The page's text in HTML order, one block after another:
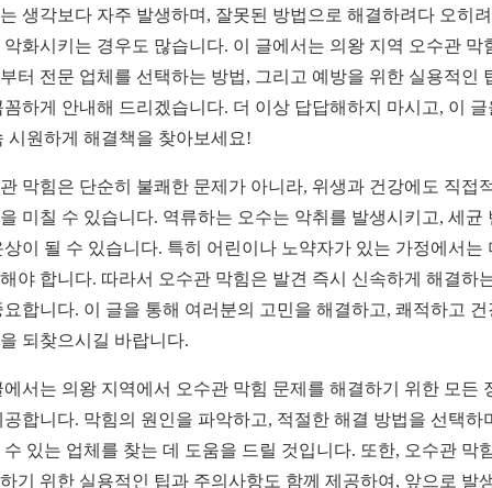
생각보다 자주 발생하며, 잘못된 방법으로 해결하려다 오히
악화시키는 경우도 많습니다. 이 글에서는 의왕 지역 오수관 막
터 전문 업체를 선택하는 방법, 그리고 예방을 위한 실용적인
꼼하게 안내해 드리겠습니다. 더 이상 답답해하지 마시고, 이 글
시원하게 해결책을 찾아보세요!
막힘은 단순히 불쾌한 문제가 아니라, 위생과 건강에도 직접
미칠 수 있습니다. 역류하는 오수는 악취를 발생시키고, 세균
상이 될 수 있습니다. 특히 어린이나 노약자가 있는 가정에서는
야 합니다. 따라서 오수관 막힘은 발견 즉시 신속하게 해결하
요합니다. 이 글을 통해 여러분의 고민을 해결하고, 쾌적하고 건
되찾으시길 바랍니다.
에서는 의왕 지역에서 오수관 막힘 문제를 해결하기 위한 모든
공합니다. 막힘의 원인을 파악하고, 적절한 해결 방법을 선택하
수 있는 업체를 찾는 데 도움을 드릴 것입니다. 또한, 오수관 막
기 위한 실용적인 팁과 주의사항도 함께 제공하여, 앞으로 발